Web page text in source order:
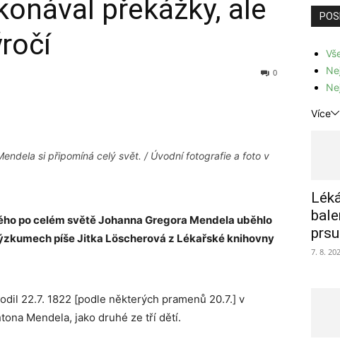
překážky, ale
0
si připomíná celý svět. / Úvodní fotografie a foto v
po celém světě Johanna Gregora Mendela uběhlo
píše Jitka Löscherová z Lékařské knihovny
22.7. 1822 [podle některých pramenů 20.7.] v
Mendela, jako druhé ze tří dětí.
Více
prsu
7. 8.